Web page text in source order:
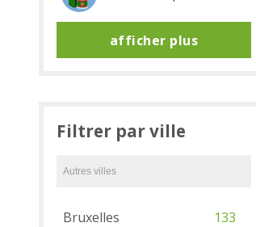
afficher plus
Filtrer par ville
Bruxelles
133